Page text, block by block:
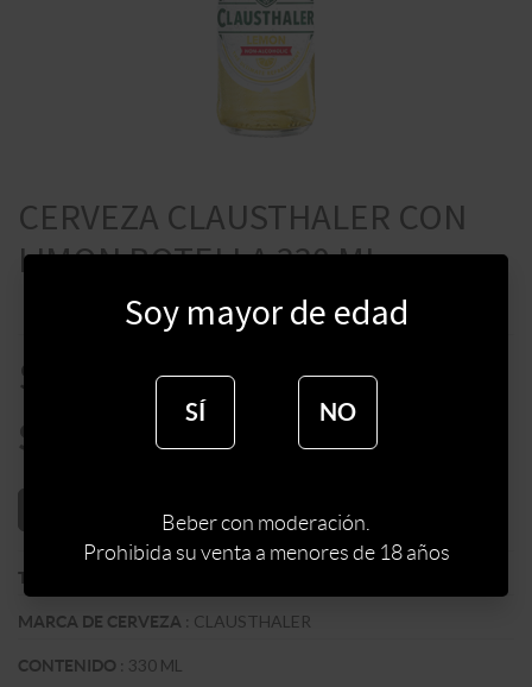
CERVEZA CLAUSTHALER CON
LIMON BOTELLA 330 ML
$
$
TIPO DE CERVEZA
MARCA DE CERVEZA : CLAUSTHALER
CONTENIDO : 330 ML
Soy mayor de edad
SÍ NO
Beber con moderación.
Prohibida su venta a menores de 18 años